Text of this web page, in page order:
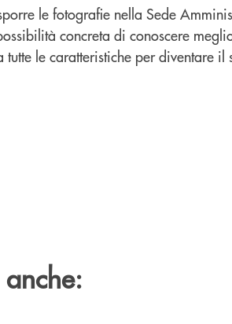
le fotografie nella Sede
concreta di conoscere
tutte le caratteristiche per diventare